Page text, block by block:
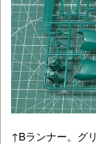
↑Bランナー。グ